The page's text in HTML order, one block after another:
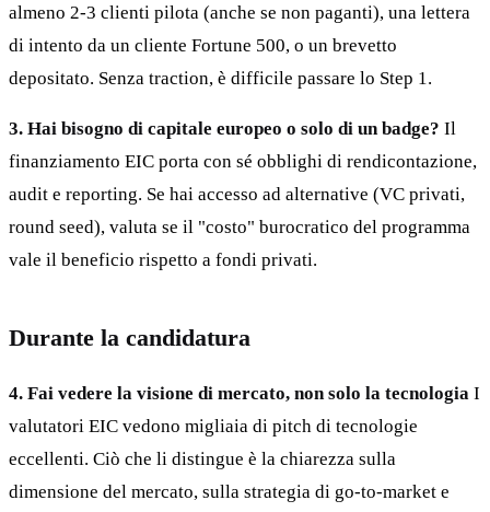
almeno 2-3 clienti pilota (anche se non paganti), una lettera
di intento da un cliente Fortune 500, o un brevetto
depositato. Senza traction, è difficile passare lo Step 1.
3. Hai bisogno di capitale europeo o solo di un badge? Il
finanziamento EIC porta con sé obblighi di rendicontazione,
audit e reporting. Se hai accesso ad alternative (VC privati,
round seed), valuta se il "costo" burocratico del programma
vale il beneficio rispetto a fondi privati.
Durante la candidatura
4. Fai vedere la visione di mercato, non solo la tecnologia I
valutatori EIC vedono migliaia di pitch di tecnologie
eccellenti. Ciò che li distingue è la chiarezza sulla
dimensione del mercato, sulla strategia di go-to-market e